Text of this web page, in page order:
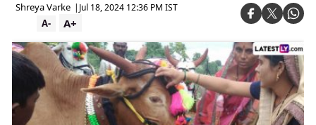
Shreya Varke | Jul 18, 2024 12:36 PM IST
A+
A-